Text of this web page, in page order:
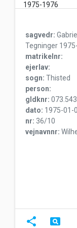
1975-1976
sagvedr:
Tegninger
matrikelnr:
ejerlav:
sogn: Thisted
person:
gldknr: 073.543.
dato: 1975-01-
nr: 36/10
vejnavnnr:
share pageview